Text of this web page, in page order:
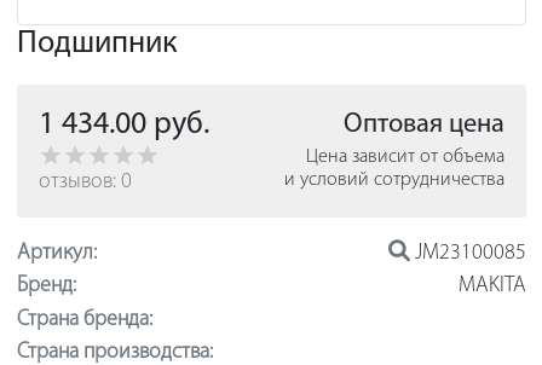
Подшипник
1 434.00 руб.
отзывов: 0
Оптовая цена
Цена зависит от объема
и условий сотрудничества
Артикул:
JM23100085
Бренд:
MAKITA
Страна бренда:
Страна производства: